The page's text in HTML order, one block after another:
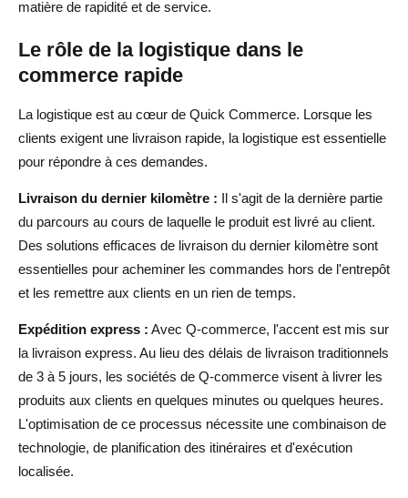
matière de rapidité et de service.
Le rôle de la logistique dans le
commerce rapide
La logistique est au cœur de Quick Commerce. Lorsque les
clients exigent une livraison rapide, la logistique est essentielle
pour répondre à ces demandes.
Livraison du dernier kilomètre : Il s'agit de la dernière partie
du parcours au cours de laquelle le produit est livré au client.
Des solutions efficaces de livraison du dernier kilomètre sont
essentielles pour acheminer les commandes hors de l'entrepôt
et les remettre aux clients en un rien de temps.
Expédition express : Avec Q-commerce, l'accent est mis sur
la livraison express. Au lieu des délais de livraison traditionnels
de 3 à 5 jours, les sociétés de Q-commerce visent à livrer les
produits aux clients en quelques minutes ou quelques heures.
L'optimisation de ce processus nécessite une combinaison de
technologie, de planification des itinéraires et d'exécution
localisée.